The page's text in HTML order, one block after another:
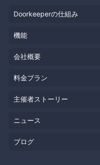
Doorkeeperの仕組み
機能
会社概要
料金プラン
主催者ストーリー
ニュース
ブログ